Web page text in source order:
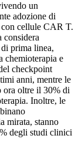
un
adozione di
cellule CAR T.
prima linea,
chemioterapia e
checkpoint
anni, mentre le
ora oltre il 30% di
Inoltre, le
mirata, stanno
degli studi clinici